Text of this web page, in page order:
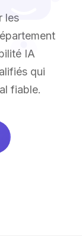
les
IA
qui
fiable.